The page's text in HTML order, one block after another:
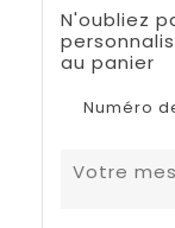
N'oubliez
au panier
Numéro